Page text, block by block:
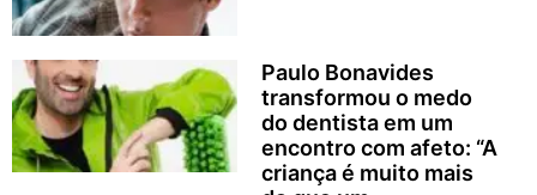
Paulo Bonavides
transformou o medo
do dentista em um
encontro com afeto: “A
criança é muito mais